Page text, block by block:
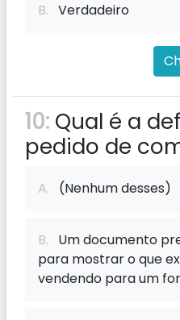
B. Verdadeiro
10: Qual é a
pedido de
A. (Nenhum desses)
B. Um documento
para mostrar o que
vendendo para um